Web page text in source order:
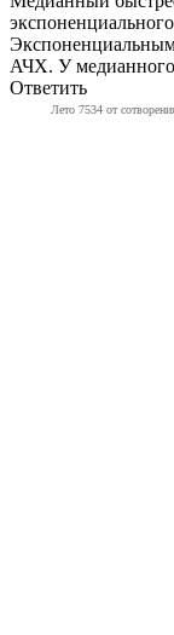
Экспоненциальным
АЧХ. У
Ответить
Лето 7534 от